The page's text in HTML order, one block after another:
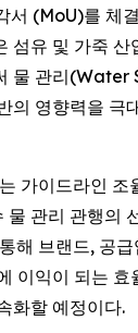
서 (MoU)를 체
섬유 및 가죽 산
물 관리
의 영향력을 극
가이드라인 조
물 관리 관행의
해 브랜드, 공
이익이 되는 효
화할 예정이다.